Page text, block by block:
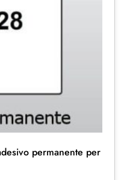
permanente per